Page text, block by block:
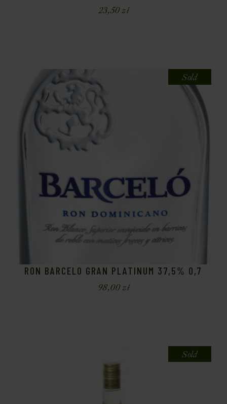
23,50zł
Sold
RON BARCELO GRAN PLATINUM 37,5% 0,7
98,00zł
Sold